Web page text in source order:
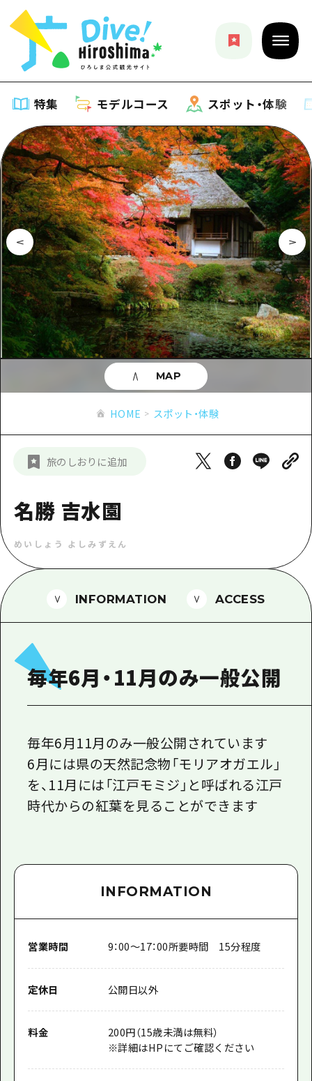
特集 モデルコース スポット・体験
特集
特集一覧
おすすめ
アート
イベント・祭り
グルメ・酒
サイクリング
ショッピング
スポーツ
ナイトライフ
定番
モデルコース
モデルコース一覧
Dive! Hiroshima 公式ガイド
広島もしもトラベル
あたらしい非日常
広島市周辺
安芸
備北
芸北
山口県東部
弾丸
日帰り
半日
1泊2日
スポット・体験
スポット・体験一覧
広島市周辺
安芸
備後
備北
芸北
山口県東部
愛媛県
イベント
旬情報
お役立ち情報
お役立ち情報一覧
アクセス
お得な周遊チケット
HIROSHIMA FREE Wi-Fi
観光案内所
ボランティアガイド
ユニバーサルツーリズム
広島県の魅力を動画でご紹介！
よくあるご質問
メディア掲載情報
関連リンク
新着情報
事業者・学校関係者の皆さま
HOME スポット・体験
旅のしおりに追加
名勝 吉水園
めいしょう よしみずえん
MAP
INFORMATION ACCESS
毎年6月・11月のみ一般公開
毎年6月11月のみ一般公開されています
6月には県の天然記念物「モリアオガエル」
を、11月には「江戸モミジ」と呼ばれる江戸
時代からの紅葉を見ることができます
INFORMATION
営業時間 9：00～17：00所要時間 15分程度
定休日 公開日以外
料金
200円（15歳未満は無料）
※詳細はHPにてご確認ください